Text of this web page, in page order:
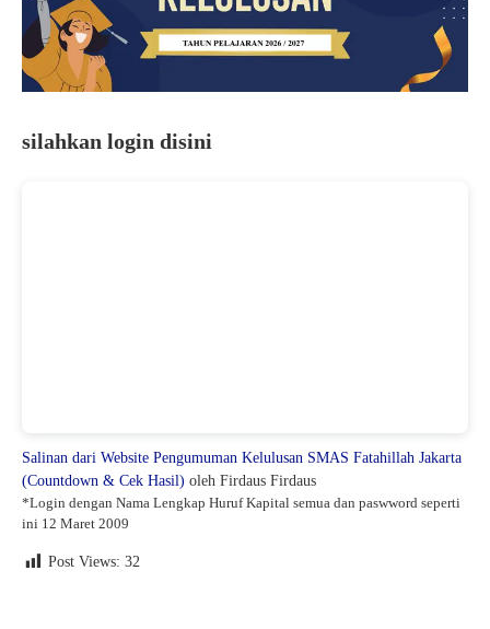
Kegiatan
Siswa
silahkan login disini
Salinan dari Website Pengumuman Kelulusan SMAS Fatahillah Jakarta
(Countdown & Cek Hasil) oleh Firdaus Firdaus
*Login dengan Nama Lengkap Huruf Kapital semua dan paswword seperti
ini 12 Maret 2009
Post Views: 32